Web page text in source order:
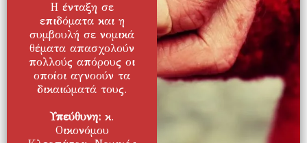
Η ένταξη σε
επιδόματα και η
συμβουλή σε νομικά
θέματα απασχολούν
πολλούς απόρους οι
οποίοι αγνοούν τα
δικαιώματά τους.
Υπεύθυνη: κ.
Οικονόμου